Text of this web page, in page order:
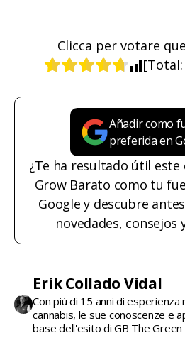
Clicca per votare
[Total:
Añadir como
preferida en
¿Te ha resultado útil este
Grow Barato como tu
Google y descubre
novedades, consejos
Erik Collado Vidal
Con più di 15 anni di
cannabis, le sue conoscenze e
base dell'esito di GB The Green